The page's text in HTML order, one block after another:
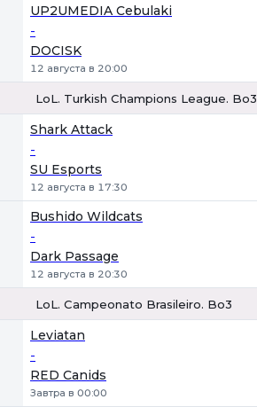
UP2UMEDIA Cebulaki
-
DOCISK
12 августа в 20:00
LoL. Turkish Champions League. Bo3
Shark Attack
-
SU Esports
12 августа в 17:30
Bushido Wildcats
-
Dark Passage
12 августа в 20:30
LoL. Campeonato Brasileiro. Bo3
Leviatan
-
RED Canids
Завтра в 00:00